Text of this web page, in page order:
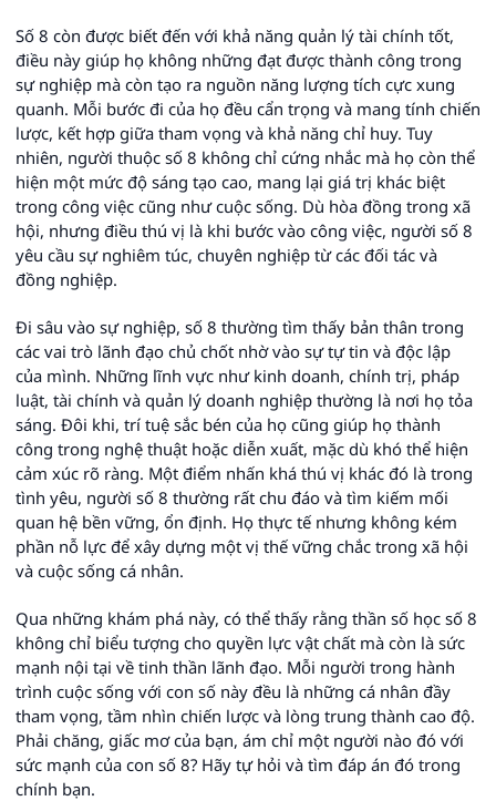
Số 8 còn được biết đến với khả năng quản lý tài chính tốt,
điều này giúp họ không những đạt được thành công trong
sự nghiệp mà còn tạo ra nguồn năng lượng tích cực xung
quanh. Mỗi bước đi của họ đều cẩn trọng và mang tính chiến
lược, kết hợp giữa tham vọng và khả năng chỉ huy. Tuy
nhiên, người thuộc số 8 không chỉ cứng nhắc mà họ còn thể
hiện một mức độ sáng tạo cao, mang lại giá trị khác biệt
trong công việc cũng như cuộc sống. Dù hòa đồng trong xã
hội, nhưng điều thú vị là khi bước vào công việc, người số 8
yêu cầu sự nghiêm túc, chuyên nghiệp từ các đối tác và
đồng nghiệp.
Đi sâu vào sự nghiệp, số 8 thường tìm thấy bản thân trong
các vai trò lãnh đạo chủ chốt nhờ vào sự tự tin và độc lập
của mình. Những lĩnh vực như kinh doanh, chính trị, pháp
luật, tài chính và quản lý doanh nghiệp thường là nơi họ tỏa
sáng. Đôi khi, trí tuệ sắc bén của họ cũng giúp họ thành
công trong nghệ thuật hoặc diễn xuất, mặc dù khó thể hiện
cảm xúc rõ ràng. Một điểm nhấn khá thú vị khác đó là trong
tình yêu, người số 8 thường rất chu đáo và tìm kiếm mối
quan hệ bền vững, ổn định. Họ thực tế nhưng không kém
phần nỗ lực để xây dựng một vị thế vững chắc trong xã hội
và cuộc sống cá nhân.
Qua những khám phá này, có thể thấy rằng thần số học số 8
không chỉ biểu tượng cho quyền lực vật chất mà còn là sức
mạnh nội tại về tinh thần lãnh đạo. Mỗi người trong hành
trình cuộc sống với con số này đều là những cá nhân đầy
tham vọng, tầm nhìn chiến lược và lòng trung thành cao độ.
Phải chăng, giấc mơ của bạn, ám chỉ một người nào đó với
sức mạnh của con số 8? Hãy tự hỏi và tìm đáp án đó trong
chính bạn.